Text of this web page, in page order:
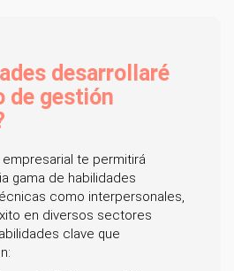
desarrollaré
de gestión
te permitirá
gama de habilidades
como interpersonales,
en diversos sectores
clave que